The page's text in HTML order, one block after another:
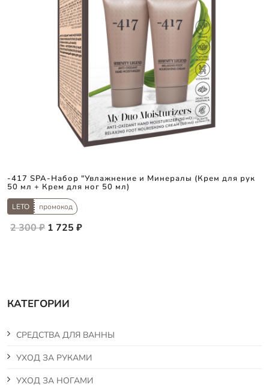
КАТЕГОРИИ
СРЕДСТВА ДЛЯ ВАННЫ
УХОД ЗА РУКАМИ
УХОД ЗА НОГАМИ
-417 SPA-Набор "Увлажнение и Минералы (Крем для рук
50 мл + Крем для ног 50 мл)
LETO промокод
2 300 ₽ 1 725 ₽